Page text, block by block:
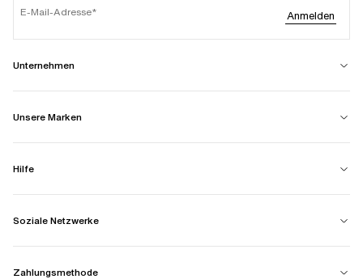
E-Mail-Adresse Anmelden
Unternehmen
Unsere Marken
Hilfe
Soziale Netzwerke
Zahlungsmethode